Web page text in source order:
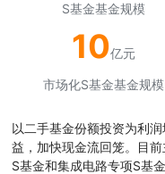
S基金基金规模
10亿元
市场化S基金基金规模
以二手基金份额投资为利
益，加快现金流回笼。目
S基金和集成电路专项S基金